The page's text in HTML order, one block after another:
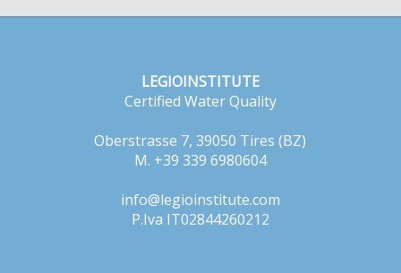
LEGIOINSTITUTE
Certified Water Quality
Oberstrasse 7, 39050 Tires (BZ)
M. +39 339 6980604
info@legioinstitute.com
P.Iva IT02844260212